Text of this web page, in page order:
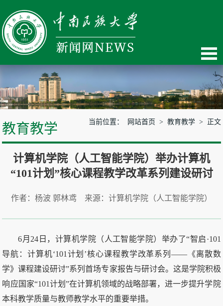
教育教学 当前位置： 网站首页 > 教育教学> 正文
计算机学院（人工智能学院）举办计算机
“101计划”核心课程教学改革系列建设研讨
作者：杨波 郭林鸢 来源：计算机学院（人工智能学院）
6月24日，计算机学院（人工智能学院）举办了“智启·101
导航：计算机‘101计划’核心课程教学改革系列——《离散数
学》课程建设研讨”系列首场专家报告与研讨会。这是学院积极
响应国家“101计划”在计算机领域的战略部署，进一步提升学院
本科教学质量与教师教学水平的重要举措。